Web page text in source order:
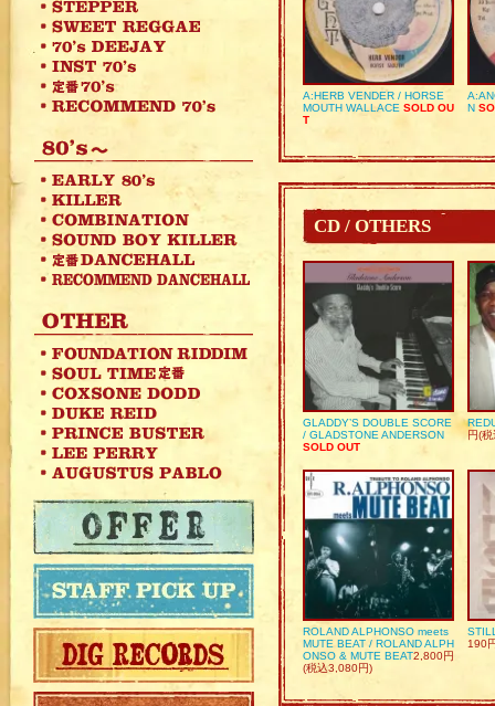
A:HERB VENDER / HORSE
MOUTH WALLACE SOLD OU
T
N
CD / OTHERS
GLADDY’S DOUBLE SCORE
/ GLADSTONE ANDERSON
SOLD OUT
円(
ROLAND ALPHONSO meets
MUTE BEAT / ROLAND ALPH
ONSO & MUTE BEAT2,800円
(税込3,080円)
190